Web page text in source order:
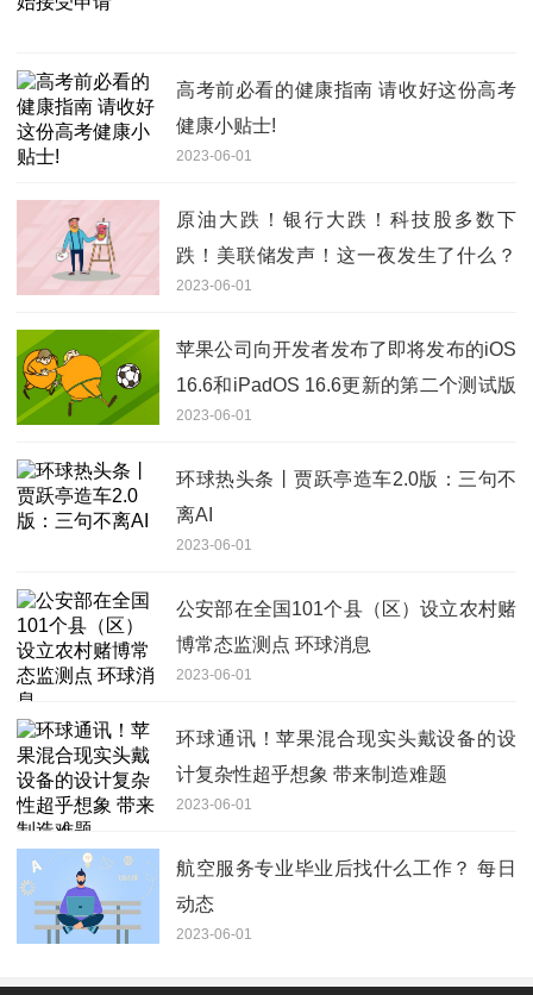
高考前必看的健康指南 请收好这份高考
健康小贴士!
2023-06-01
原油大跌！银行大跌！科技股多数下
跌！美联储发声！这一夜发生了什么？
关注
2023-06-01
苹果公司向开发者发布了即将发布的iOS
16.6和iPadOS 16.6更新的第二个测试版
每日播报
2023-06-01
环球热头条丨贾跃亭造车2.0版：三句不
离AI
2023-06-01
公安部在全国101个县（区）设立农村赌
博常态监测点 环球消息
2023-06-01
环球通讯！苹果混合现实头戴设备的设
计复杂性超乎想象 带来制造难题
2023-06-01
航空服务专业毕业后找什么工作？ 每日
动态
2023-06-01